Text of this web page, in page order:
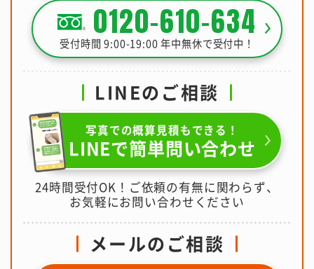
0120-610-634
受付時間 9:00-19:00 年中無休で受付中！
LINEのご相談
写真での概算見積もできる！
LINEで簡単問い合わせ
24時間受付OK！ご依頼の有無に関わらず、
お気軽にお問い合わせください
メールのご相談